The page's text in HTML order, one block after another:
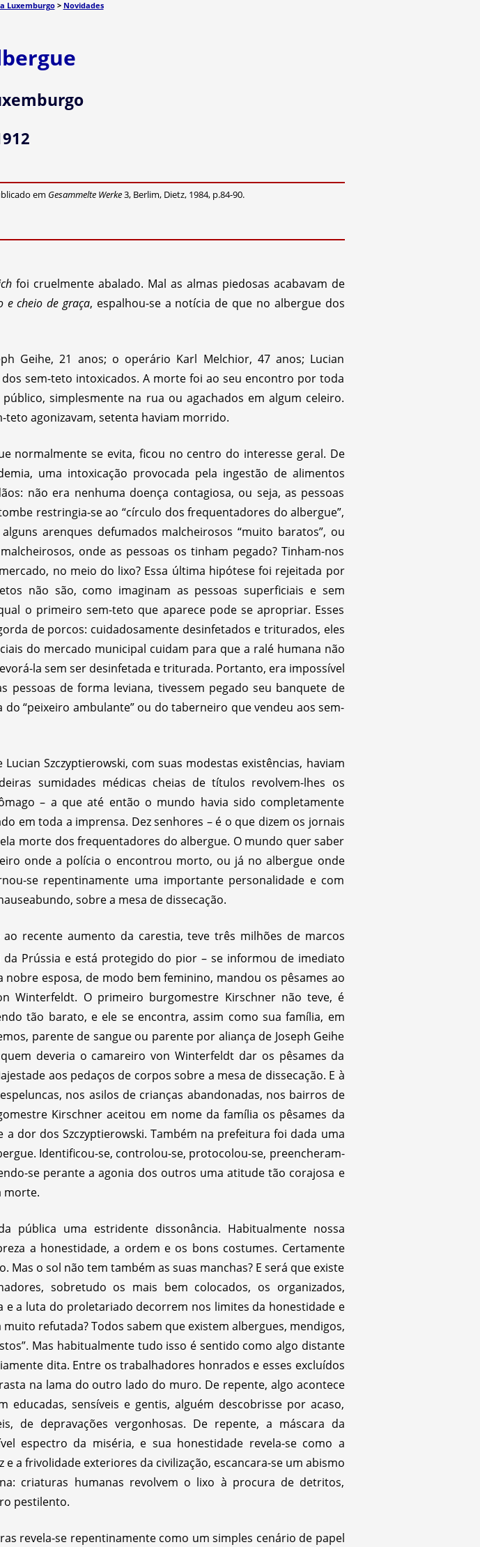
Luxemburgo> Novidades
em Gesammelte Werke3, Berlim, Dietz, 1984, p.84-90.
foi cruelmente abalado. Mal as almas piedosas acabavam de
e cheio de graça, espalhou-se a notícia de que no albergue dos
Geihe, 21 anos; o operário Karl Melchior, 47 anos; Lucian
sem-teto intoxicados. A morte foi ao seu encontro por toda
simplesmente na rua ou agachados em algum celeiro.
teto agonizavam, setenta haviam morrido.
normalmente se evita, ficou no centro do interesse geral. De
uma intoxicação provocada pela ingestão de alimentos
não era nenhuma doença contagiosa, ou seja, as pessoas
restringia-se ao “círculo dos frequentadores do albergue”,
arenques defumados malcheirosos “muito baratos”, ou
onde as pessoas os tinham pegado? Tinham-nos
no meio do lixo? Essa última hipótese foi rejeitada por
não são, como imaginam as pessoas superficiais e sem
o primeiro sem-teto que aparece pode se apropriar. Esses
de porcos: cuidadosamente desinfetados e triturados, eles
do mercado municipal cuidam para que a ralé humana não
la sem ser desinfetada e triturada. Portanto, era impossível
pessoas de forma leviana, tivessem pegado seu banquete de
“peixeiro ambulante” ou do taberneiro que vendeu aos sem-
Szczyptierowski, com suas modestas existências, haviam
sumidades médicas cheias de títulos revolvem-lhes os
– a que até então o mundo havia sido completamente
em toda a imprensa. Dez senhores – é o que dizem os jornais
morte dos frequentadores do albergue. O mundo quer saber
onde a polícia o encontrou morto, ou já no albergue onde
se repentinamente uma importante personalidade e com
sobre a mesa de dissecação.
recente aumento da carestia, teve três milhões de marcos
Prússia e está protegido do pior – se informou de imediato
esposa, de modo bem feminino, mandou os pêsames ao
Winterfeldt. O primeiro burgomestre Kirschner não teve, é
tão barato, e ele se encontra, assim como sua família, em
parente de sangue ou parente por aliança de Joseph Geihe
deveria o camareiro von Winterfeldt dar os pêsames da
aos pedaços de corpos sobre a mesa de dissecação. E à
nos asilos de crianças abandonadas, nos bairros de
Kirschner aceitou em nome da família os pêsames da
dor dos Szczyptierowski. Também na prefeitura foi dada uma
Identificou-se, controlou-se, protocolou-se, preencheram-
se perante a agonia dos outros uma atitude tão corajosa e
morte.
uma estridente dissonância. Habitualmente nossa
a honestidade, a ordem e os bons costumes. Certamente
o sol não tem também as suas manchas? E será que existe
sobretudo os mais bem colocados, os organizados,
a luta do proletariado decorrem nos limites da honestidade e
refutada? Todos sabem que existem albergues, mendigos,
Mas habitualmente tudo isso é sentido como algo distante
dita. Entre os trabalhadores honrados e esses excluídos
na lama do outro lado do muro. De repente, algo acontece
sensíveis e gentis, alguém descobrisse por acaso,
de depravações vergonhosas. De repente, a máscara da
espectro da miséria, e sua honestidade revela-se como a
a frivolidade exteriores da civilização, escancara-se um abismo
criaturas humanas revolvem o lixo à procura de detritos,
pestilento.
revela-se repentinamente como um simples cenário de papel